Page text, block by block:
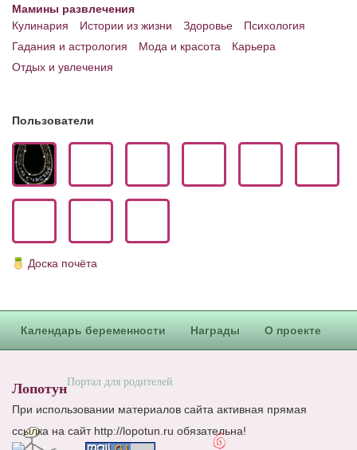
Полезные ссылки
НОВОСТИ ЛОПОТУНА
Сотрудничество. Авторам
Мамины развлечения
Кулинария
Истории из жизни Здоровье
Психология
Гадания и астрология
Мода и красота
Карьера
Отдых и увлечения
Пользователи
Доска почёта
Календарь беременности Награды О проекте
ЛопотунПортал для родителей
При использовании материалов сайта активная прямая
ссылка на сайт http://lopotun.ru обязательна!